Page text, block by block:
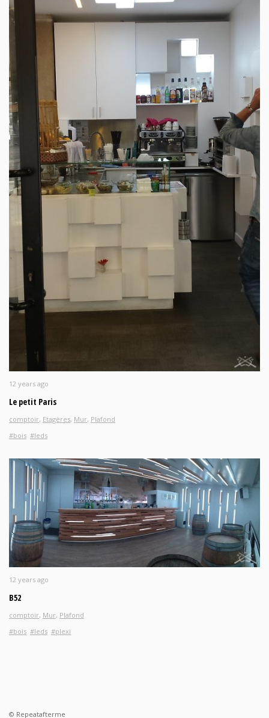
12 years ago
Le petit Paris
comptoir, Etagères, Mur, Plafond
#bois #leds
12 years ago
B52
comptoir, Mur, Plafond
#bois #leds #plexi
© Repeatafterme